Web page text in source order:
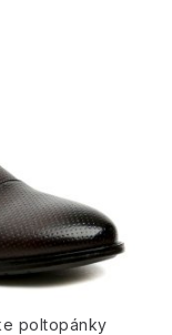
poltopánky